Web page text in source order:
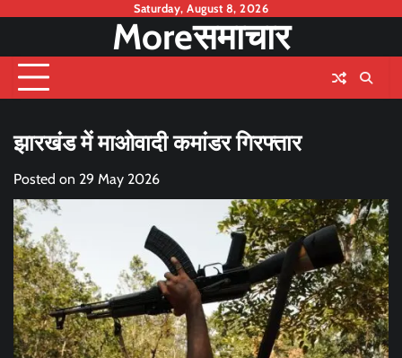
content
Saturday, August 8, 2026
Moreसमाचार
झारखंड में माओवादी कमांडर गिरफ्तार
Posted on 29 May 2026